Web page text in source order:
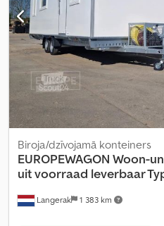
Langerak 1 383 km
Biroja/dzīvojamā konteiners
EUROPEWAGON Woon-
uit voorraad leverbaar